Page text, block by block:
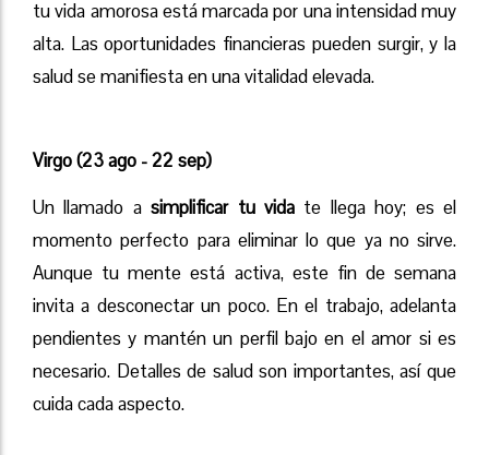
tu vida amorosa está marcada por una intensidad muy
alta. Las oportunidades financieras pueden surgir, y la
salud se manifiesta en una vitalidad elevada.
Virgo (23 ago - 22 sep)
Un llamado asimplificar tu vida te llega hoy; es el
momento perfecto para eliminar lo que ya no sirve.
Aunque tu mente está activa, este fin de semana
invita a desconectar un poco. En el trabajo, adelanta
pendientes y mantén un perfil bajo en el amor si es
necesario. Detalles de salud son importantes, así que
cuida cada aspecto.